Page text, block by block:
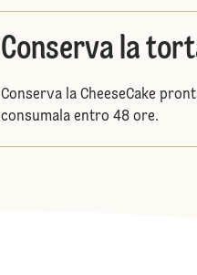
Conserva la
Conserva la CheeseCake
consumala entro 48 ore.